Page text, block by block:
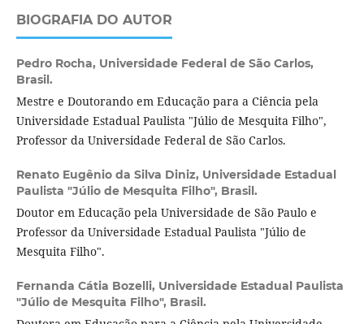
BIOGRAFIA DO AUTOR
Pedro Rocha, Universidade Federal de São Carlos,
Brasil.
Mestre e Doutorando em Educação para a Ciência pela
Universidade Estadual Paulista "Júlio de Mesquita Filho",
Professor da Universidade Federal de São Carlos.
Renato Eugênio da Silva Diniz, Universidade Estadual
Paulista "Júlio de Mesquita Filho", Brasil.
Doutor em Educação pela Universidade de São Paulo e
Professor da Universidade Estadual Paulista "Júlio de
Mesquita Filho".
Fernanda Cátia Bozelli, Universidade Estadual Paulista
"Júlio de Mesquita Filho", Brasil.